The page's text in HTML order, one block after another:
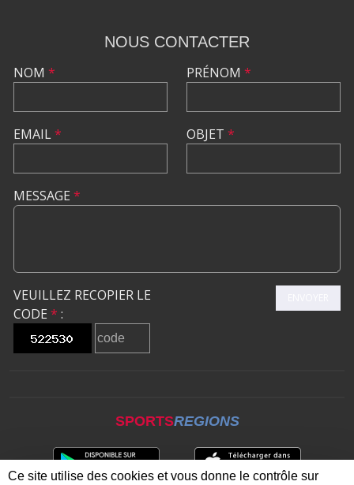
NOUS CONTACTER
NOM *
EMAIL*
PRÉNOM *
OBJET *
MESSAGE *
VEUILLEZ RECOPIER LE
CODE * :
SPORTSREGIONS
Ce site utilise des cookies et vous donne le contrôle sur